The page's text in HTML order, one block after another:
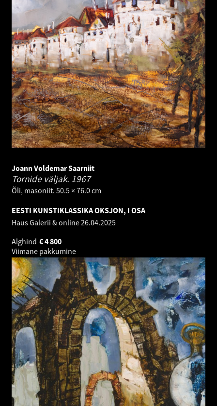
Joann Voldemar Saarniit
Tornide väljak. 1967
Õli, masoniit. 50.5 × 76.0 cm
EESTI KUNSTIKLASSIKA OKSJON, I OSA
Haus Galerii & online26.04.2025
Alghind
4 800
€
Viimane pakkumine